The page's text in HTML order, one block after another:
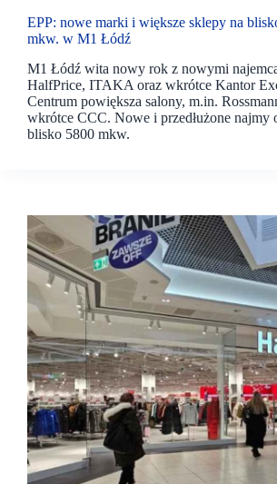
EPP: nowe marki i większe sklepy na
mkw. w M1 Łódź
M1 Łódź wita nowy rok z nowymi
HalfPrice, ITAKA oraz wkrótce Kantor
Centrum powiększa salony, m.in.
wkrótce CCC. Nowe i przedłużone najmy
blisko 5800 mkw.